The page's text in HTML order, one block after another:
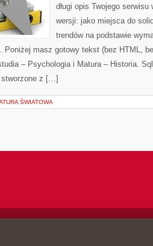
długi opis Twojego
wersji: jako miejsca do
trendów na podstawie
Poniżej masz gotowy tekst (bez HTML,
– Psychologia i Matura – Historia.
stworzone z […]
ŚWIATOWA